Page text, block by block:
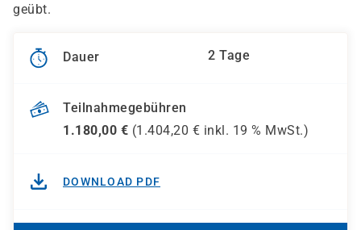
geübt.
Dauer 2 Tage
Teilnahmegebühren
1.180,00 € (1.404,20 € inkl. 19 % MwSt.)
DOWNLOAD PDF